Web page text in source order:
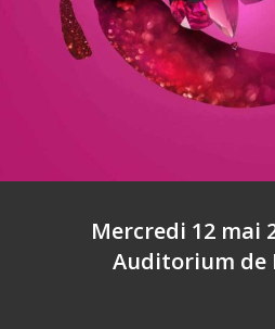
Mercredi 12 mai
Auditorium de